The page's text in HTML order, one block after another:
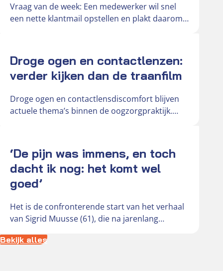
Vraag van de week: Een medewerker wil snel
een nette klantmail opstellen en plakt daarom
Droge ogen en contactlenzen:
verder kijken dan de traanfilm
Droge ogen en contactlensdiscomfort blijven
actuele thema’s binnen de oogzorgpraktijk.
groeiende vraag…
‘De pijn was immens, en toch
dacht ik nog: het komt wel
goed’
Het is de confronterende start van het verhaal
van Sigrid Muusse (61), die na jarenlang
getroffen…
Bekijk alles